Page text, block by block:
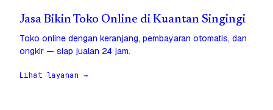
Jasa Bikin Toko Online di Kuantan Singingi
Toko online dengan keranjang, pembayaran otomatis, dan
ongkir — siap jualan 24 jam.
Lihat layanan →